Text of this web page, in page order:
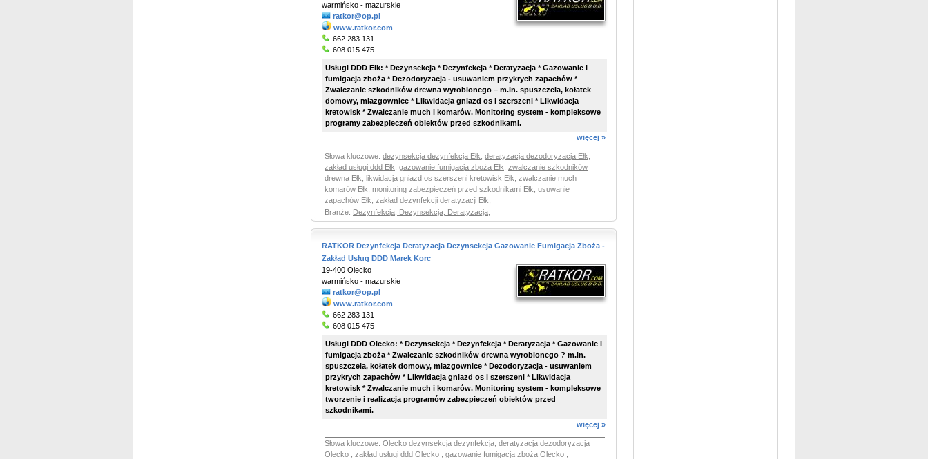
warmińsko - mazurskie
ratkor@op.pl
www.ratkor.com
662 283 131
608 015 475
Usługi DDD Ełk: * Dezynsekcja * Dezynfekcja * Deratyzacja * Gazowanie i
fumigacja zboża * Dezodoryzacja - usuwaniem przykrych zapachów *
Zwalczanie szkodników drewna wyrobionego – m.in. spuszczela, kołatek
domowy, miazgownice * Likwidacja gniazd os i szerszeni * Likwidacja
kretowisk * Zwalczanie much i komarów. Monitoring system - kompleksowe
programy zabezpieczeń obiektów przed szkodnikami.
więcej »
Słowa kluczowe: dezynsekcja dezynfekcja Ełk deratyzacja dezodoryzacja Ełk
zakład usługi ddd Ełk gazowanie fumigacja zboża Ełk zwalczanie szkodników
drewna Ełk likwidacja gniazd os szerszeni kretowisk Ełk zwalczanie much
komarów Ełk monitoring zabezpieczeń przed szkodnikami Ełk usuwanie
zapachów Ełk zakład dezynfekcji deratyzacji Ełk
Branże: Dezynfekcja, Dezynsekcja, Deratyzacja
RATKOR Dezynfekcja Deratyzacja Dezynsekcja Gazowanie Fumigacja Zboża -
Zakład Usług DDD Marek Korc
19-400 Olecko
warmińsko - mazurskie
ratkor@op.pl
www.ratkor.com
662 283 131
608 015 475
Usługi DDD Olecko: * Dezynsekcja * Dezynfekcja * Deratyzacja * Gazowanie i
fumigacja zboża * Zwalczanie szkodników drewna wyrobionego ? m.in.
spuszczela, kołatek domowy, miazgownice * Dezodoryzacja - usuwaniem
przykrych zapachów * Likwidacja gniazd os i szerszeni * Likwidacja
kretowisk * Zwalczanie much i komarów. Monitoring system - kompleksowe
tworzenie i realizacja programów zabezpieczeń obiektów przed
szkodnikami.
więcej »
Słowa kluczowe: Olecko dezynsekcja dezynfekcja deratyzacja dezodoryzacja
Olecko
zakład usługi ddd Olecko gazowanie fumigacja zboża Olecko